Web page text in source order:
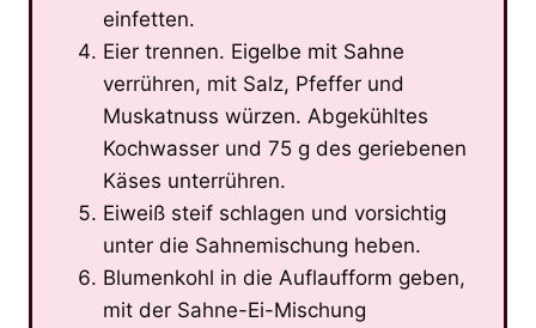
einfetten.
Eier trennen. Eigelbe mit Sahne
verrühren, mit Salz, Pfeffer und
Muskatnuss würzen. Abgekühltes
Kochwasser und 75 g des geriebenen
Käses unterrühren.
Eiweiß steif schlagen und vorsichtig
unter die Sahnemischung heben.
Blumenkohl in die Auflaufform geben,
mit der Sahne-Ei-Mischung